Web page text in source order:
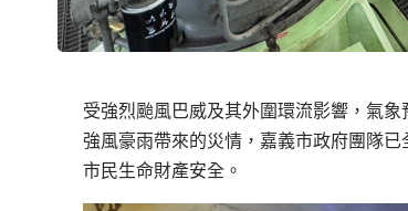
受強烈颱風巴威及其外圍環流影響，氣象
強風豪雨帶來的災情，嘉義市政府團隊
市民生命財產安全。